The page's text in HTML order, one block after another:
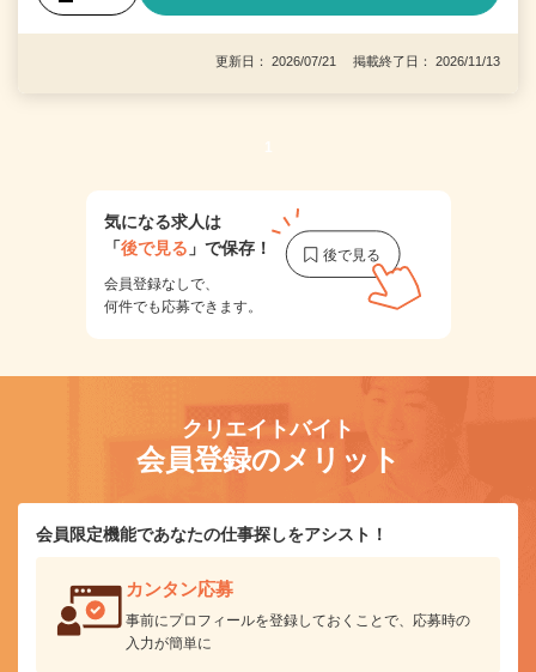
更新日： 2026/07/21 掲載終了日： 2026/11/13
1
気になる求人は
「後で見る 」で保存！
会員登録なしで、
何件でも応募できます。
クリエイトバイト
会員登録のメリット
会員限定機能であなたの仕事探しをアシスト！
カンタン応募
事前にプロフィールを登録しておくことで、応募時の
入力が簡単に